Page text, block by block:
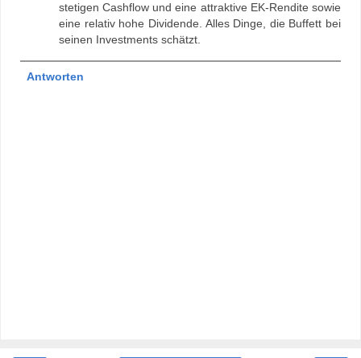
stetigen Cashflow und eine attraktive EK-Rendite sowie
eine relativ hohe Dividende. Alles Dinge, die Buffett bei
seinen Investments schätzt.
Antworten